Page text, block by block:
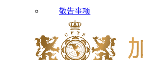
敬告事项